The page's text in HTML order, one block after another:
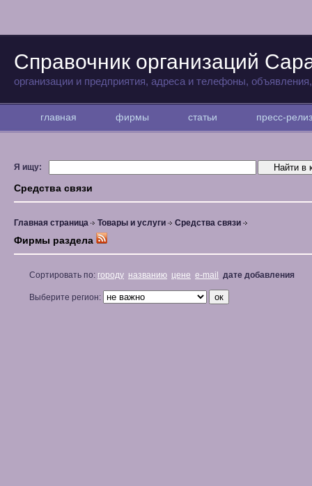
Справочник организаций
организации и предприятия, адреса и телефоны,
главная фирмы статьи пресс-
Я ищу:
Средства связи
Главная страница Товары и услуги Средства связи
Фирмы раздела
Сортировать по: городу названию цене e-mail дате добавления
Выберите регион: